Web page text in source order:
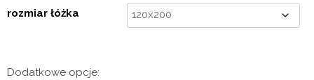
5
rozmiar łóżka
Dodatkowe opcje: